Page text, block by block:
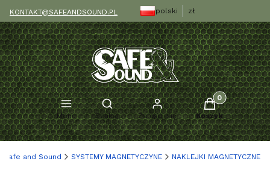
KONTAKT@SAFEANDSOUND.PL polski zł
Menu
Otwórz wyszukiwarkę
Szukaj Zaloguj się
Produkty w
Koszyk
Safe and Sound SYSTEMY MAGNETYCZYNE NAKLEJKI MAGNETYCZNE